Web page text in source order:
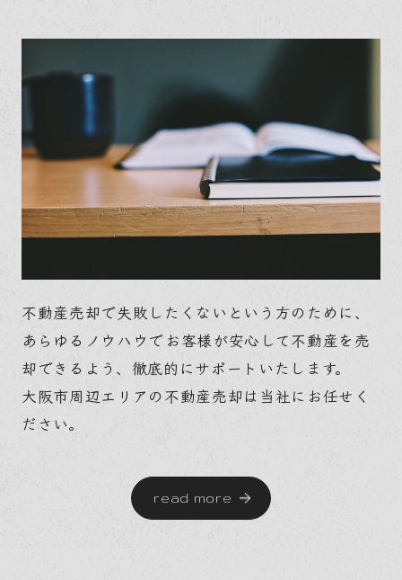
不動産売却で失敗したくないという方のために、
あらゆるノウハウでお客様が安心して不動産を売
却できるよう、徹底的にサポートいたします。
大阪市周辺エリアの不動産売却は当社にお任せく
ださい。
read more